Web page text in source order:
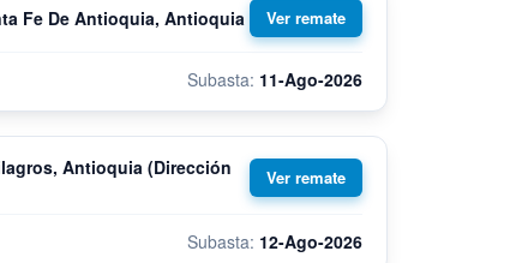
Fe De Antioquia, Antioquia
11-Ago-2026
Antioquia (Dirección
12-Ago-2026